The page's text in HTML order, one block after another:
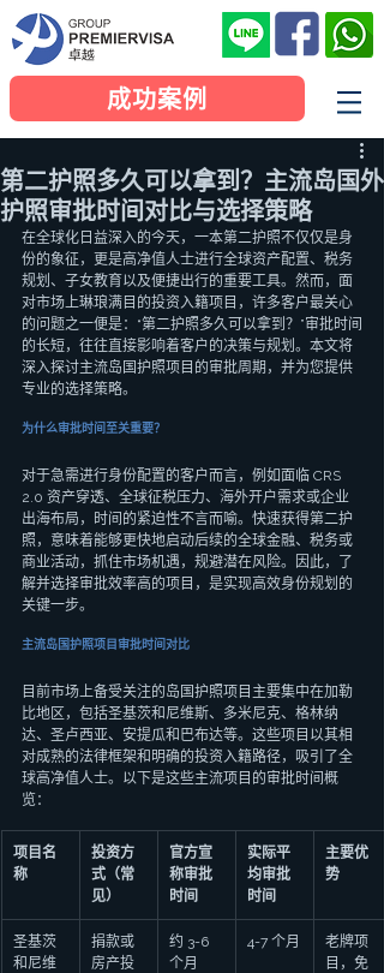
成功案例
第二护照多久可以拿到？主流岛国外
护照审批时间对比与选择策略
在全球化日益深入的今天，一本第二护照不仅仅是身
份的象征，更是高净值人士进行全球资产配置、税务
规划、子女教育以及便捷出行的重要工具。然而，面
对市场上琳琅满目的投资入籍项目，许多客户最关心
的问题之一便是：“第二护照多久可以拿到？”审批时间
的长短，往往直接影响着客户的决策与规划。本文将
深入探讨主流岛国护照项目的审批周期，并为您提供
专业的选择策略。
为什么审批时间至关重要？
对于急需进行身份配置的客户而言，例如面临 CRS
2.0 资产穿透、全球征税压力、海外开户需求或企业
出海布局，时间的紧迫性不言而喻。快速获得第二护
照，意味着能够更快地启动后续的全球金融、税务或
商业活动，抓住市场机遇，规避潜在风险。因此，了
解并选择审批效率高的项目，是实现高效身份规划的
关键一步。
主流岛国护照项目审批时间对比
目前市场上备受关注的岛国护照项目主要集中在加勒
比地区，包括圣基茨和尼维斯、多米尼克、格林纳
达、圣卢西亚、安提瓜和巴布达等。这些项目以其相
对成熟的法律框架和明确的投资入籍路径，吸引了全
球高净值人士。以下是这些主流项目的审批时间概
览：
项目名
称
投资方
式（常
见）
官方宣
称审批
时间
实际平
均审批
时间
主要优
势
圣基茨
和尼维
捐款或
房产投
约 3-6
个月
4-7 个月
老牌项
目，免